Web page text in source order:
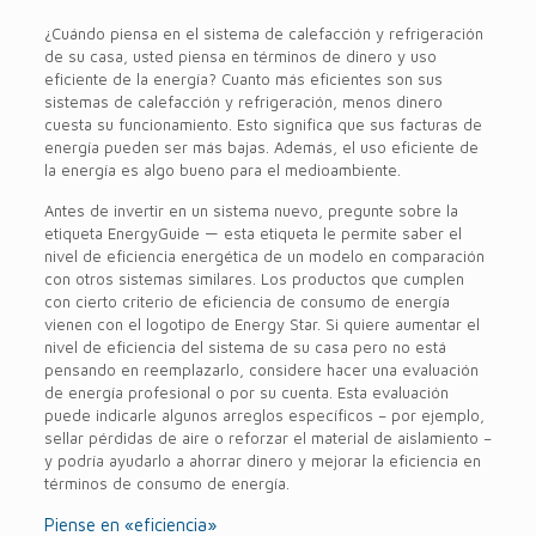
¿Cuándo piensa en el sistema de calefacción y refrigeración
de su casa, usted piensa en términos de dinero y uso
eficiente de la energía? Cuanto más eficientes son sus
sistemas de calefacción y refrigeración, menos dinero
cuesta su funcionamiento. Esto significa que sus facturas de
energía pueden ser más bajas. Además, el uso eficiente de
la energía es algo bueno para el medioambiente.
Antes de invertir en un sistema nuevo, pregunte sobre la
etiqueta EnergyGuide — esta etiqueta le permite saber el
nivel de eficiencia energética de un modelo en comparación
con otros sistemas similares. Los productos que cumplen
con cierto criterio de eficiencia de consumo de energía
vienen con el logotipo de Energy Star. Si quiere aumentar el
nivel de eficiencia del sistema de su casa pero no está
pensando en reemplazarlo, considere hacer una evaluación
de energía profesional o por su cuenta. Esta evaluación
puede indicarle algunos arreglos específicos – por ejemplo,
sellar pérdidas de aire o reforzar el material de aislamiento –
y podría ayudarlo a ahorrar dinero y mejorar la eficiencia en
términos de consumo de energía.
Piense en «eficiencia»